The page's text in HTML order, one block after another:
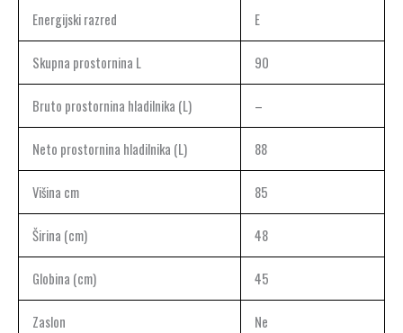
Energijski razred E
Skupna prostornina L 90
Bruto prostornina hladilnika (L) –
Neto prostornina hladilnika (L) 88
Višina cm 85
Širina (cm) 48
Globina (cm) 45
Zaslon Ne